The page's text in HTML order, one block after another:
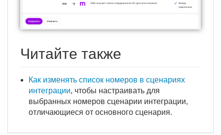
Читайте также
Как изменять список номеров в сценариях
интеграции, чтобы настраивать для
выбранных номеров сценарии интеграции,
отличающиеся от основного сценария.